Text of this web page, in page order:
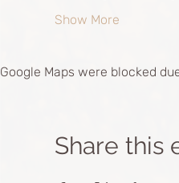
Show More
Google Maps were blocked
Share this